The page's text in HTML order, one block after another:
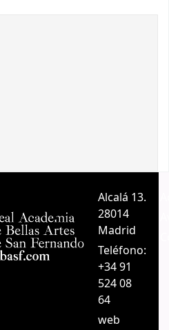
Alcalá 13.
28014
Madrid
Teléfono:
+34 91
524 08
64
web